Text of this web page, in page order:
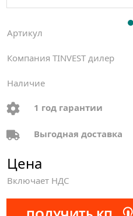
Артикул
Компания TINVEST дилер
Наличие
1 год гарантии
Выгодная доставка
Цена
Включает НДС